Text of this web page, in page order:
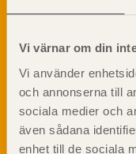
Vi värnar om din
Vi använder
och annonserna till
sociala medier och
även sådana
enhet till de sociala